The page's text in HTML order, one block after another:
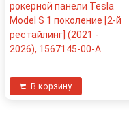
В корзину